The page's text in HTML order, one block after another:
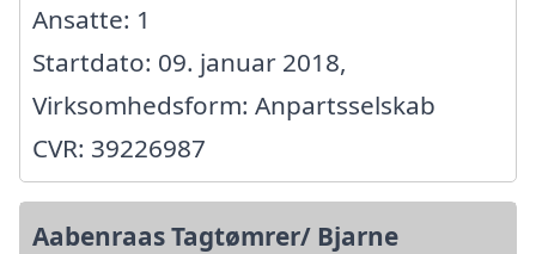
Ansatte: 1
Startdato: 09. januar 2018,
Virksomhedsform: Anpartsselskab
CVR: 39226987
Aabenraas Tagtømrer/ Bjarne